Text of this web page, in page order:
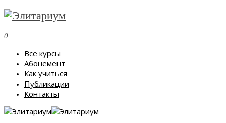
0
Все курсы
Абонемент
Как учиться
Публикации
Контакты